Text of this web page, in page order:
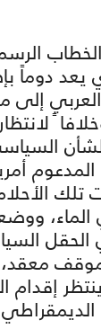
يعد دوماً
العربي
تلك
الماء،
الحقل
معقد،
إقدام